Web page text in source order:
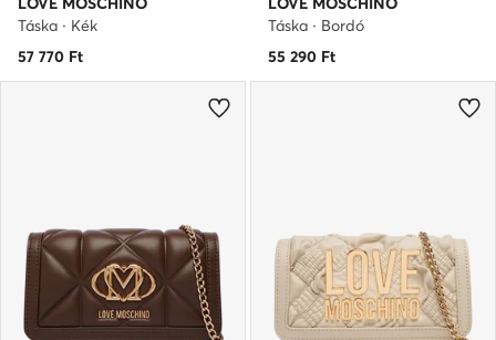
Táska · Kék
57 770 Ft
Táska · Bordó
55 290 Ft